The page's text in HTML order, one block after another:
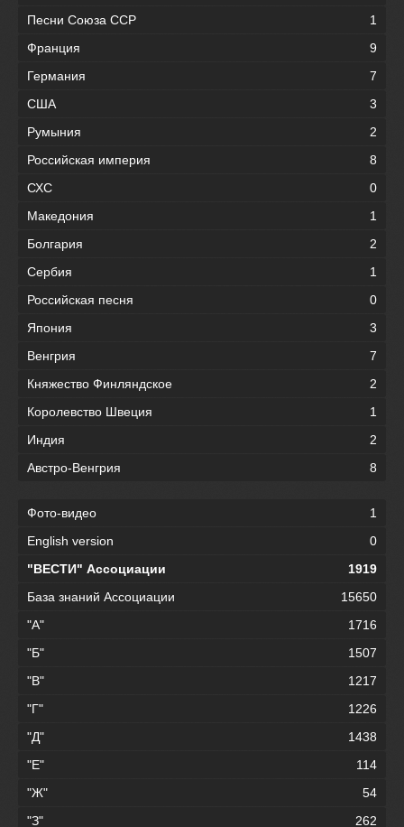
Песни Союза ССР
1
Франция
9
Германия
7
США
3
Румыния
2
Российская империя
8
СХС
0
Македония
1
Болгария
2
Сербия
1
Российская песня
0
Япония
3
Венгрия
7
Княжество Финляндское
2
Королевство Швеция
1
Индия
2
Австро-Венгрия
8
Фото-видео
1
English version
0
"ВЕСТИ" Ассоциации
1919
База знаний Ассоциации
15650
"А"
1716
"Б"
1507
"В"
1217
"Г"
1226
"Д"
1438
"Е"
114
"Ж"
54
"З"
262